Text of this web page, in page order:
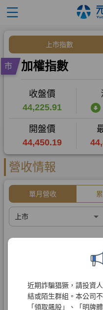
近期詐騙猖獗，請投資
結或陌生群組。本公司
「領取飆股」、「明牌